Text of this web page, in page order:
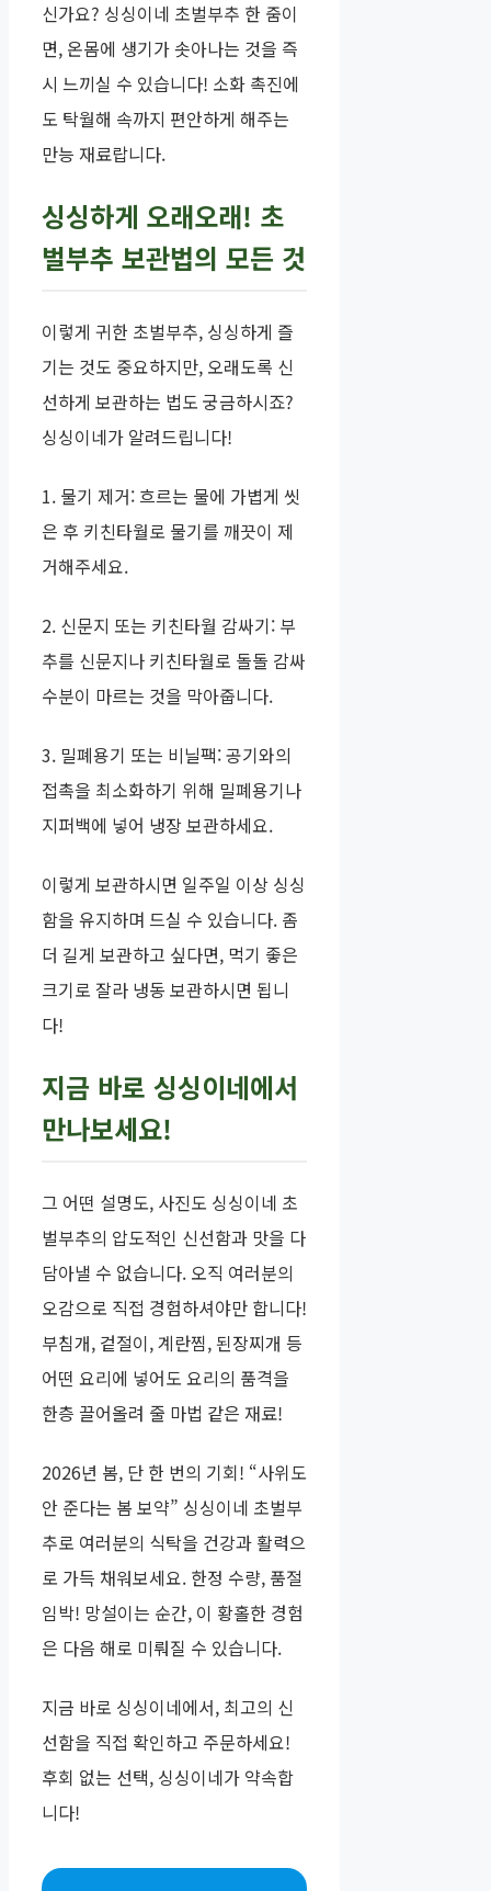
신가요? 싱싱이네 초벌부추 한 줌이
면, 온몸에 생기가 솟아나는 것을 즉
시 느끼실 수 있습니다! 소화 촉진에
도 탁월해 속까지 편안하게 해주는
만능 재료랍니다.
싱싱하게 오래오래! 초
벌부추 보관법의 모든 것
이렇게 귀한 초벌부추, 싱싱하게 즐
기는 것도 중요하지만, 오래도록 신
선하게 보관하는 법도 궁금하시죠?
싱싱이네가 알려드립니다!
1. 물기 제거: 흐르는 물에 가볍게 씻
은 후 키친타월로 물기를 깨끗이 제
거해주세요.
2. 신문지 또는 키친타월 감싸기: 부
추를 신문지나 키친타월로 돌돌 감싸
수분이 마르는 것을 막아줍니다.
3. 밀폐용기 또는 비닐팩: 공기와의
접촉을 최소화하기 위해 밀폐용기나
지퍼백에 넣어 냉장 보관하세요.
이렇게 보관하시면 일주일 이상 싱싱
함을 유지하며 드실 수 있습니다. 좀
더 길게 보관하고 싶다면, 먹기 좋은
크기로 잘라 냉동 보관하시면 됩니
다!
지금 바로 싱싱이네에서
만나보세요!
그 어떤 설명도, 사진도 싱싱이네 초
벌부추의 압도적인 신선함과 맛을 다
담아낼 수 없습니다. 오직 여러분의
오감으로 직접 경험하셔야만 합니다!
부침개, 겉절이, 계란찜, 된장찌개 등
어떤 요리에 넣어도 요리의 품격을
한층 끌어올려 줄 마법 같은 재료!
2026년 봄, 단 한 번의 기회! “사위도
안 준다는 봄 보약” 싱싱이네 초벌부
추로 여러분의 식탁을 건강과 활력으
로 가득 채워보세요. 한정 수량, 품절
임박! 망설이는 순간, 이 황홀한 경험
은 다음 해로 미뤄질 수 있습니다.
지금 바로 싱싱이네에서, 최고의 신
선함을 직접 확인하고 주문하세요!
후회 없는 선택, 싱싱이네가 약속합
니다!